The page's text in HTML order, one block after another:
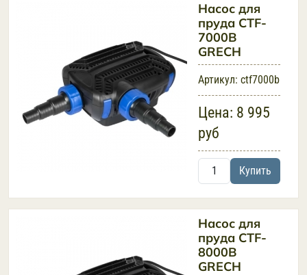
Насос для
пруда CTF-
7000B
GRECH
Артикул: ctf7000b
Цена: 8 995
руб
Купить
Насос для
пруда CTF-
8000B
GRECH